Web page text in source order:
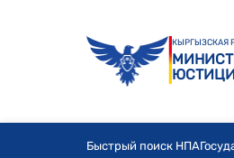
КЫРГЫЗСКАЯ
Быстрый поиск НПА